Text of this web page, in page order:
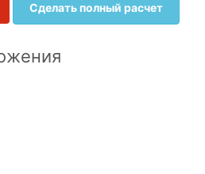
Сделать полный расчет